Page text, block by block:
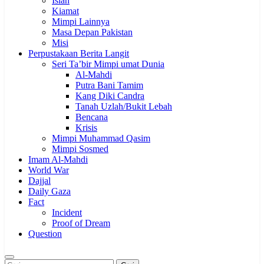
Kiamat
Mimpi Lainnya
Masa Depan Pakistan
Misi
Perpustakaan Berita Langit
Seri Ta’bir Mimpi umat Dunia
Al-Mahdi
Putra Bani Tamim
Kang Diki Candra
Tanah Uzlah/Bukit Lebah
Bencana
Krisis
Mimpi Muhammad Qasim
Mimpi Sosmed
Imam Al-Mahdi
World War
Dajjal
Daily Gaza
Fact
Incident
Proof of Dream
Question
ke Tanah Uzlah Sebelum Pukul Sepuluh.”